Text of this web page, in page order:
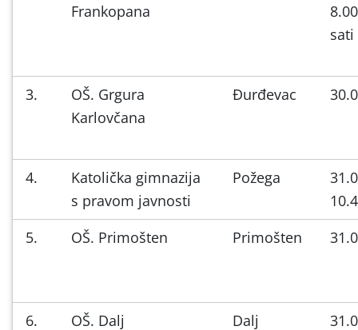
Frankopana
sati
3.
OŠ. Grgura
Karlovčana
Đurđevac
4.
Katolička gimnazija
s pravom javnosti
Požega
5.
OŠ. Primošten Primošten
6. OŠ. Dalj Dalj